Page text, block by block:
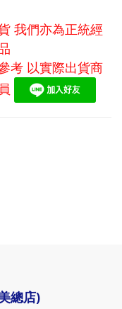
我們亦為正統經
考 以實際出貨商
總店)